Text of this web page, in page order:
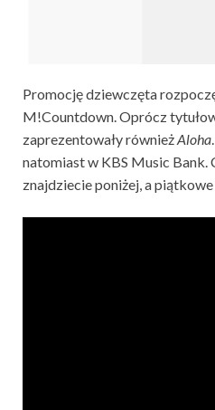
Promocję dziewczęta
M!Countdown. Oprócz
zaprezentowały równieżAloha
natomiast w KBS Music
znajdziecie poniżej, a